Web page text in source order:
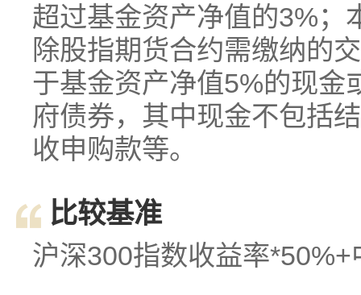
超过基金资产净值的3%；
除股指期货合约需缴纳的
于基金资产净值5%的现金
府债券，其中现金不包括
收申购款等。
比较基准
沪深300指数收益率